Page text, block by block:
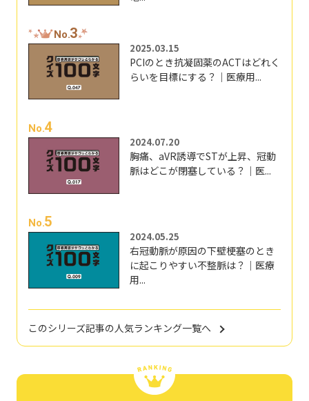
No.3
2025.03.15
PCIのとき抗凝固薬のACTはどれく
らいを目標にする？｜医療用...
No.4
2024.07.20
胸痛、aVR誘導でSTが上昇、冠動
脈はどこが閉塞している？｜医...
No.5
2024.05.25
右冠動脈が原因の下壁梗塞のとき
に起こりやすい不整脈は？｜医療
用...
このシリーズ記事の人気ランキング一覧へ